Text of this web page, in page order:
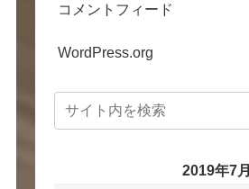
コメントフィード
WordPress.org
2019年7月